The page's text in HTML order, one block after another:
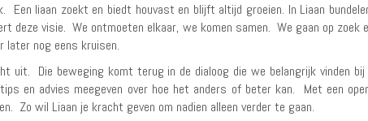
Een liaan zoekt en biedt houvast en blijft altijd groeien. In Liaan
deze visie. We ontmoeten elkaar, we komen samen. We gaan op zoek
later nog eens kruisen.
uit. Die beweging komt terug in de dialoog die we belangrijk vinden bij
en advies meegeven over hoe het anders of beter kan. Met een
Zo wil Liaan je kracht geven om nadien alleen verder te gaan.